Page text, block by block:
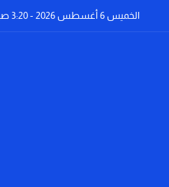
الخميس 6 أغسطس 2026 - 3:20 صباحًا